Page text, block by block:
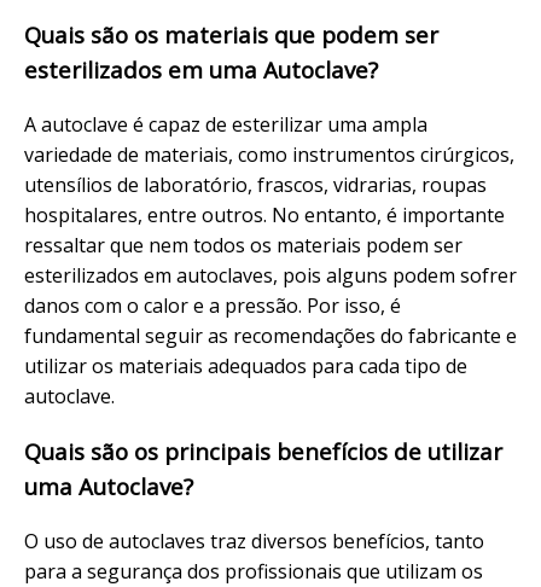
Quais são os materiais que podem ser
esterilizados em uma Autoclave?
A autoclave é capaz de esterilizar uma ampla
variedade de materiais, como instrumentos cirúrgicos,
utensílios de laboratório, frascos, vidrarias, roupas
hospitalares, entre outros. No entanto, é importante
ressaltar que nem todos os materiais podem ser
esterilizados em autoclaves, pois alguns podem sofrer
danos com o calor e a pressão. Por isso, é
fundamental seguir as recomendações do fabricante e
utilizar os materiais adequados para cada tipo de
autoclave.
Quais são os principais benefícios de utilizar
uma Autoclave?
O uso de autoclaves traz diversos benefícios, tanto
para a segurança dos profissionais que utilizam os